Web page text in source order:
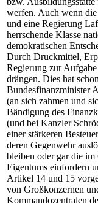
werfen. Auch wenn
und eine Regierung
herrschende Klasse
demokratischen
Durch Druckmittel,
Regierung zur
drängen. Dies hat
Bundesfinanzminister
(an sich zahmen und
Bändigung des
(und bei Kanzler
einer stärkeren
deren Gegenwehr
bleiben oder gar die im
Eigentums einfordern
Artikel 14 und 15
von Großkonzernen
Kommandozentralen